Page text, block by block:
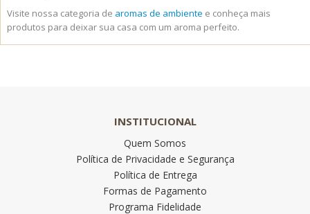
Visite nossa categoria de aromas de ambiente e conheça mais
produtos para deixar sua casa com um aroma perfeito.
INSTITUCIONAL
Quem Somos
Política de Privacidade e Segurança
Política de Entrega
Formas de Pagamento
Programa Fidelidade